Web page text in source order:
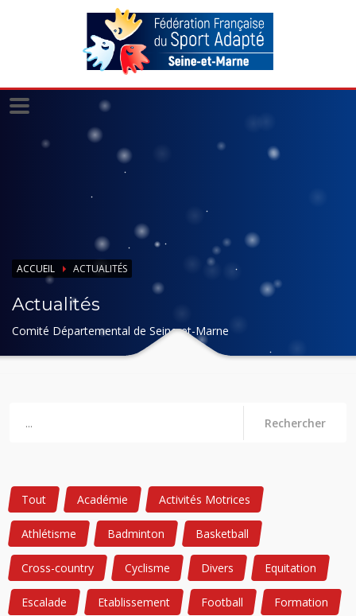
ACCUEIL ACTUALITÉS
Actualités
Comité Départemental de Seine-et-Marne
Rechercher
Tout Académie Activités Motrices
Athlétisme Badminton Basketball
Cross-country Cyclisme Divers Equitation
Escalade Etablissement Football Formation
Panneau de gestion des cookies